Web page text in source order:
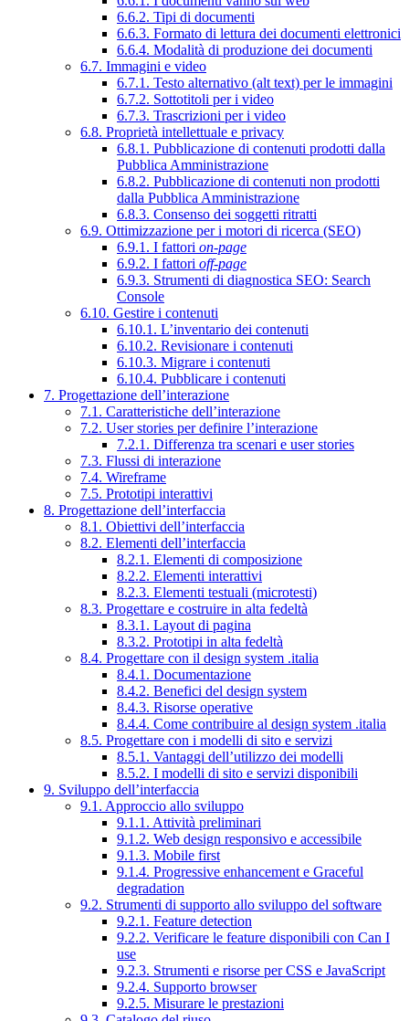
6.6.2. Tipi di documenti
6.6.3. Formato di lettura dei documenti elettronici
6.6.4. Modalità di produzione dei documenti
6.7. Immagini e video
6.7.1. Testo alternativo (alt text) per le immagini
6.7.2. Sottotitoli per i video
6.7.3. Trascrizioni per i video
6.8. Proprietà intellettuale e privacy
6.8.1. Pubblicazione di contenuti prodotti dalla
Pubblica Amministrazione
6.8.2. Pubblicazione di contenuti non prodotti
dalla Pubblica Amministrazione
6.8.3. Consenso dei soggetti ritratti
6.9. Ottimizzazione per i motori di ricerca (SEO)
6.9.1. I fattori on-page
6.9.2. I fattori off-page
6.9.3. Strumenti di diagnostica SEO: Search
Console
6.10. Gestire i contenuti
6.10.1. L’inventario dei contenuti
6.10.2. Revisionare i contenuti
6.10.3. Migrare i contenuti
6.10.4. Pubblicare i contenuti
7. Progettazione dell’interazione
7.1. Caratteristiche dell’interazione
7.2. User stories per definire l’interazione
7.2.1. Differenza tra scenari e user stories
7.3. Flussi di interazione
7.4. Wireframe
7.5. Prototipi interattivi
8. Progettazione dell’interfaccia
8.1. Obiettivi dell’interfaccia
8.2. Elementi dell’interfaccia
8.2.1. Elementi di composizione
8.2.2. Elementi interattivi
8.2.3. Elementi testuali (microtesti)
8.3. Progettare e costruire in alta fedeltà
8.3.1. Layout di pagina
8.3.2. Prototipi in alta fedeltà
8.4. Progettare con il design system .italia
8.4.1. Documentazione
8.4.2. Benefici del design system
8.4.3. Risorse operative
8.4.4. Come contribuire al design system .italia
8.5. Progettare con i modelli di sito e servizi
8.5.1. Vantaggi dell’utilizzo dei modelli
8.5.2. I modelli di sito e servizi disponibili
9. Sviluppo dell’interfaccia
9.1. Approccio allo sviluppo
9.1.1. Attività preliminari
9.1.2. Web design responsivo e accessibile
9.1.3. Mobile first
9.1.4. Progressive enhancement e Graceful
degradation
9.2. Strumenti di supporto allo sviluppo del software
9.2.1. Feature detection
9.2.2. Verificare le feature disponibili con Can I
use
9.2.3. Strumenti e risorse per CSS e JavaScript
9.2.4. Supporto browser
9.2.5. Misurare le prestazioni